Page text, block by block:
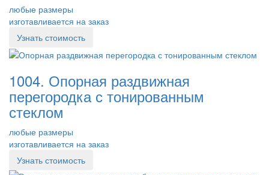
любые размеры
изготавливается на заказ
Узнать стоимость
1004. Опорная раздвижная
перегородка с тонированным
стеклом
любые размеры
изготавливается на заказ
Узнать стоимость